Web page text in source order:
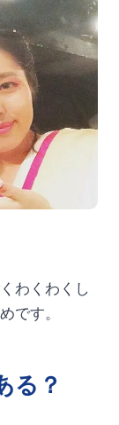
わくわくし
です。
る？